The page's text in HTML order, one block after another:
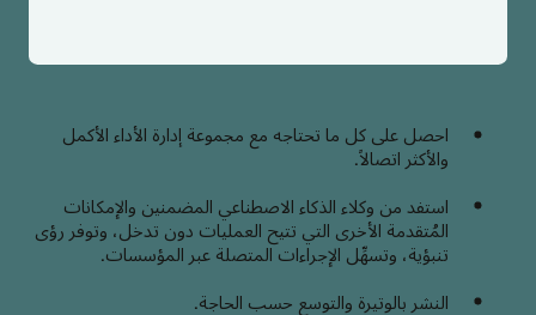
احصل على كل ما تحتاجه مع مجموعة إدارة الأداء الأكمل
والأكثر اتصالاً.
استفد من وكلاء الذكاء الاصطناعي المضمنين والإمكانات
المُتقدمة الأخرى التي تتيح العمليات دون تدخل، وتوفر رؤى
تنبؤية، وتسهِّل الإجراءات المتصلة عبر المؤسسات.
النشر بالوتيرة والتوسع حسب الحاجة.